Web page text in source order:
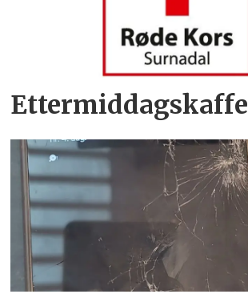
Ettermiddagskaffe